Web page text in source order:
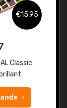
€15,95